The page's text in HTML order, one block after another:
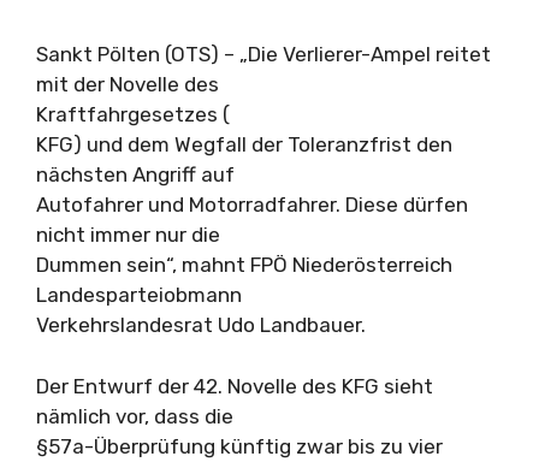
Sankt Pölten (OTS) – „Die Verlierer-Ampel reitet
mit der Novelle des
Kraftfahrgesetzes (
KFG) und dem Wegfall der Toleranzfrist den
nächsten Angriff auf
Autofahrer und Motorradfahrer. Diese dürfen
nicht immer nur die
Dummen sein“, mahnt FPÖ Niederösterreich
Landesparteiobmann
Verkehrslandesrat Udo Landbauer.
Der Entwurf der 42. Novelle des KFG sieht
nämlich vor, dass die
§57a-Überprüfung künftig zwar bis zu vier